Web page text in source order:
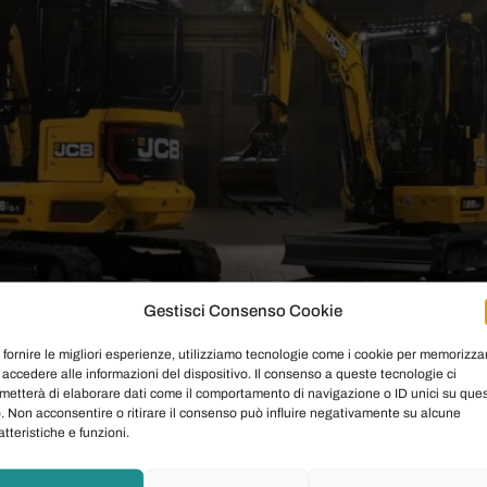
Gestisci Consenso Cookie
fornire le migliori esperienze, utilizziamo tecnologie come i cookie per
alle informazioni del dispositivo. Il consenso a queste tecnologie ci
di elaborare dati come il comportamento di navigazione o ID unici su
Non acconsentire o ritirare il consenso può influire negativamente su alcune
e funzioni.
l’articolo: Il settore delle costruzioni e del movimento
operare in spazi ristretti senza compromettere la
i modelli 25Z-1 e 26C-I, rappresentano […]
a Noleggio: Potenza e